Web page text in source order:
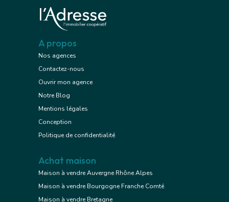
A propos
Nos agences
Contactez-nous
Ouvrir mon agence
Notre Blog
Mentions légales
Conception
Politique de confidentialité
Achat maison
Maison à vendre Auvergne Rhône Alpes
Maison à vendre Bourgogne Franche Comté
Maison à vendre Bretagne